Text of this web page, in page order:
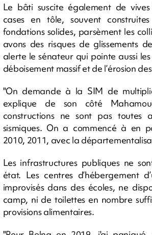
Le bâti suscite également de
cases en tôle, souvent
fondations solides, parsèment les
avons des risques de glissements
alerte le sénateur qui pointe aussi
déboisement massif et de l’érosion
"On demande à la SIM de
explique de son côté
constructions ne sont pas toutes
sismiques. On a commencé à en
2010, 2011, avec la
Les infrastructures publiques ne
état. Les centres d’hébergement
improvisés dans des écoles, ne
camp, ni de toilettes en nombre
provisions alimentaires.